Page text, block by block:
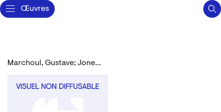
Œuvres
Marchoul, Gustave; Jones, Philippe